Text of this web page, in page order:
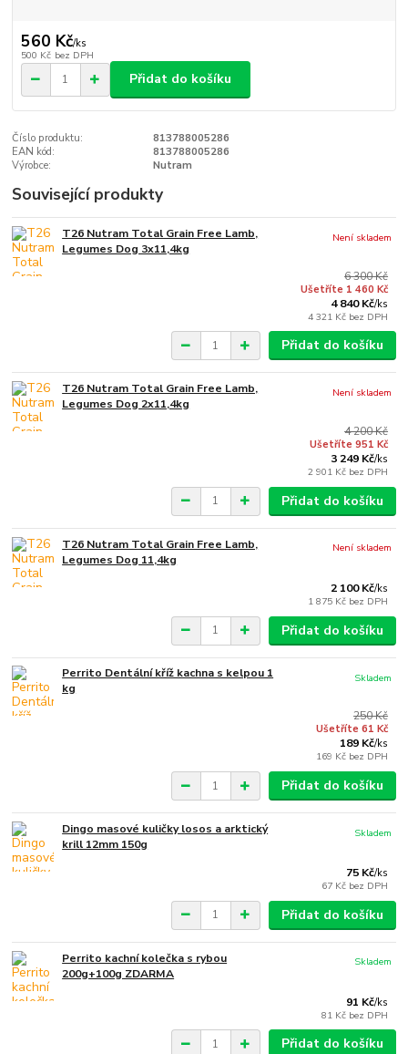
560 Kč/ks
500 Kč bez DPH
Přidat do košíku
Číslo produktu:
813788005286
EAN kód:
813788005286
Výrobce:
Nutram
Související produkty
T26 Nutram Total Grain Free Lamb,
Legumes Dog 3x11,4kg
6 300 Kč
Ušetříte 1 460 Kč
4 840 Kč/ks
4 321 Kč bez DPH
Není skladem
Přidat do košíku
T26 Nutram Total Grain Free Lamb,
Legumes Dog 2x11,4kg
4 200 Kč
Ušetříte 951 Kč
3 249 Kč/ks
2 901 Kč bez DPH
Není skladem
Přidat do košíku
T26 Nutram Total Grain Free Lamb,
Legumes Dog 11,4kg
2 100 Kč/ks
1 875 Kč bez DPH
Není skladem
Přidat do košíku
Perrito Dentální kříž kachna s kelpou 1
kg
250 Kč
Ušetříte 61 Kč
189 Kč/ks
169 Kč bez DPH
Skladem
Přidat do košíku
Dingo masové kuličky losos a arktický
krill 12mm 150g
75 Kč/ks
67 Kč bez DPH
Skladem
Přidat do košíku
Perrito kachní kolečka s rybou
200g+100g ZDARMA
91 Kč/ks
81 Kč bez DPH
Skladem
Přidat do košíku